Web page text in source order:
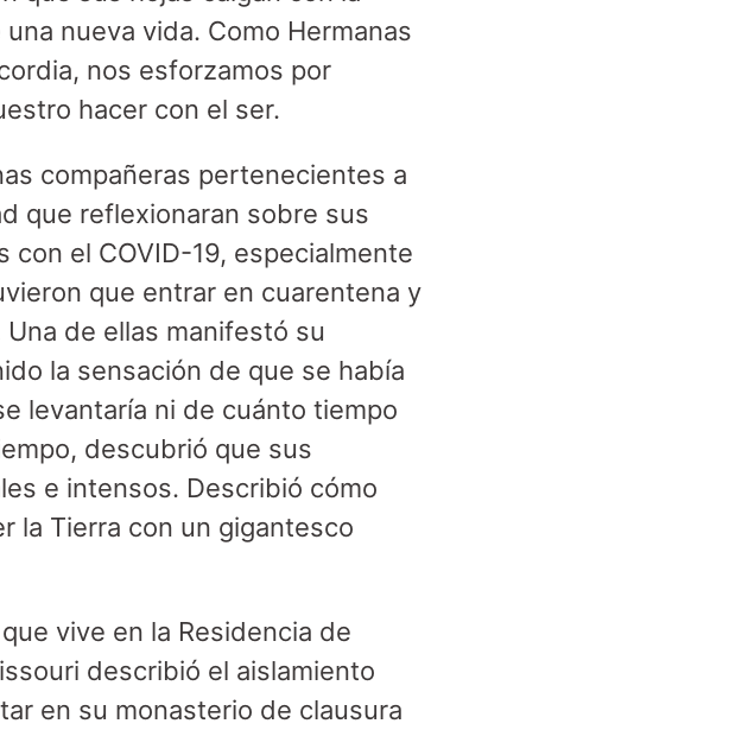
nueva vida. Como Hermanas
nos esforzamos por
hacer con el ser.
compañeras pertenecientes a
que reflexionaran sobre sus
con el COVID-19, especialmente
que entrar en cuarentena y
Una de ellas manifestó su
la sensación de que se había
levantaría ni de cuánto tiempo
descubrió que sus
e intensos. Describió cómo
la Tierra con un gigantesco
vive en la Residencia de
describió el aislamiento
en su monasterio de clausura